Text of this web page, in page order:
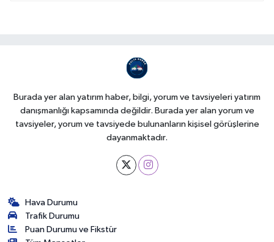
Burada yer alan yatırım haber, bilgi, yorum ve tavsiyeleri yatırım
danışmanlığı kapsamında değildir. Burada yer alan yorum ve
tavsiyeler, yorum ve tavsiyede bulunanların kişisel görüşlerine
dayanmaktadır.
Hava Durumu
Trafik Durumu
Puan Durumu ve Fikstür